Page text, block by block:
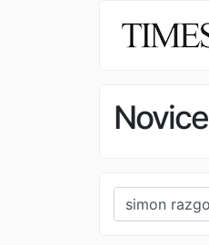
Novice